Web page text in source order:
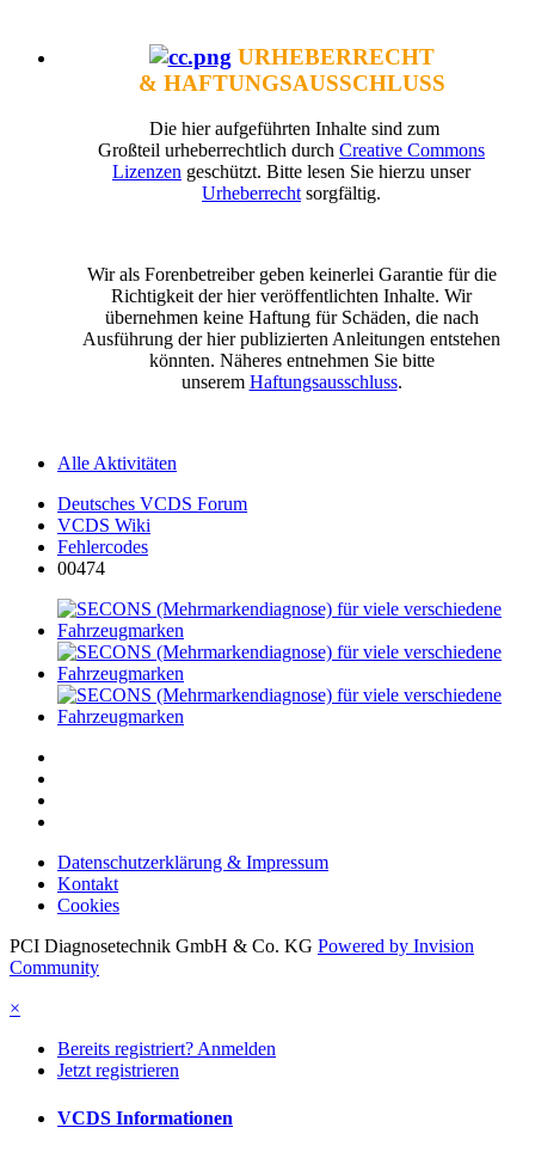
URHEBERRECHT
& HAFTUNGSAUSSCHLUSS
Die hier aufgeführten Inhalte sind zum
Großteil urheberrechtlich durch Creative Commons
Lizenzen geschützt. Bitte lesen Sie hierzu unser
Urheberrecht sorgfältig.
Wir als Forenbetreiber geben keinerlei Garantie für die
Richtigkeit der hier veröffentlichten Inhalte. Wir
übernehmen keine Haftung für Schäden, die nach
Ausführung der hier publizierten Anleitungen entstehen
könnten. Näheres entnehmen Sie bitte
unserem Haftungsausschluss.
Alle Aktivitäten
Deutsches VCDS Forum
VCDS Wiki
Fehlercodes
00474
Datenschutzerklärung & Impressum
Kontakt
Cookies
PCI Diagnosetechnik GmbH & Co. KG Powered by Invision
Community
×
Bereits registriert? Anmelden
Jetzt registrieren
VCDS Informationen